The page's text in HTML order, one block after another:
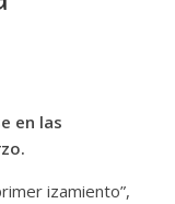
en las
izamiento”,